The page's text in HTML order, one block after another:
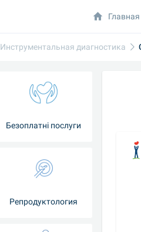
Инструментальная диагностика
Безоплатні послуги
Репродуктология
Главная